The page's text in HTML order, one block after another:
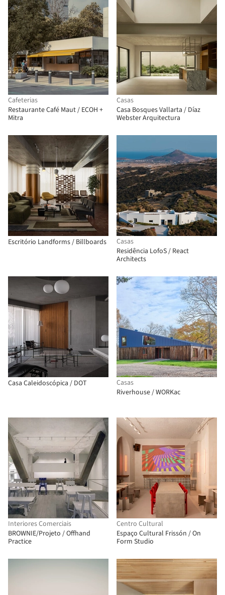
Cafeterias
Restaurante Café Maut / ECOH +
Mitra
Casas
Casa Bosques Vallarta / Díaz
Webster Arquitectura
Escritório Landforms / Billboards
Casas
Residência LofoS / React
Architects
Casa Caleidoscópica / DOT
Casas
Riverhouse / WORKac
Interiores Comerciais
BROWNIE/Projeto / Offhand
Practice
Centro Cultural
Espaço Cultural Frissón / On
Form Studio